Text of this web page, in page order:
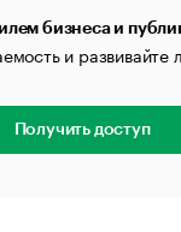
бизнеса и
и развивайте
Получить доступ